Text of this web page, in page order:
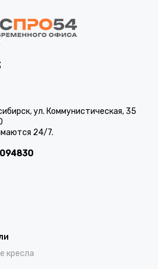
ул. Коммунистическая, 35
24/7.
кресла